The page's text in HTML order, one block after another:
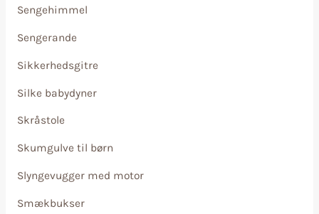
Sengehimmel
Sengerande
Sikkerhedsgitre
Silke babydyner
Skråstole
Skumgulve til børn
Slyngevugger med motor
Smækbukser